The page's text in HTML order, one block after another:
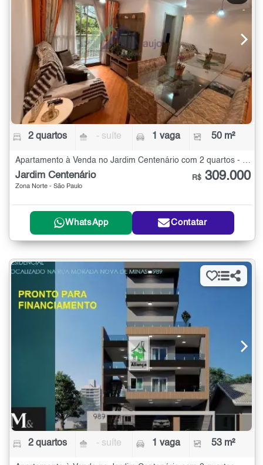
2 quartos - suíte 1 vaga 50 m²
Jardim Centenário
Zona Norte - São Paulo
R$ 309.000
WhatsApp Contatar
2 quartos - suíte 1 vaga 53 m²